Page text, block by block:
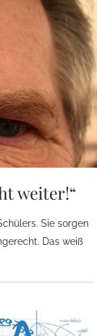
weiter!“
Sie sorgen
Das weiß